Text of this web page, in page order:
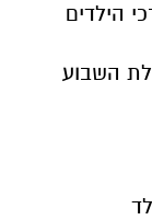
הילדים
השבוע